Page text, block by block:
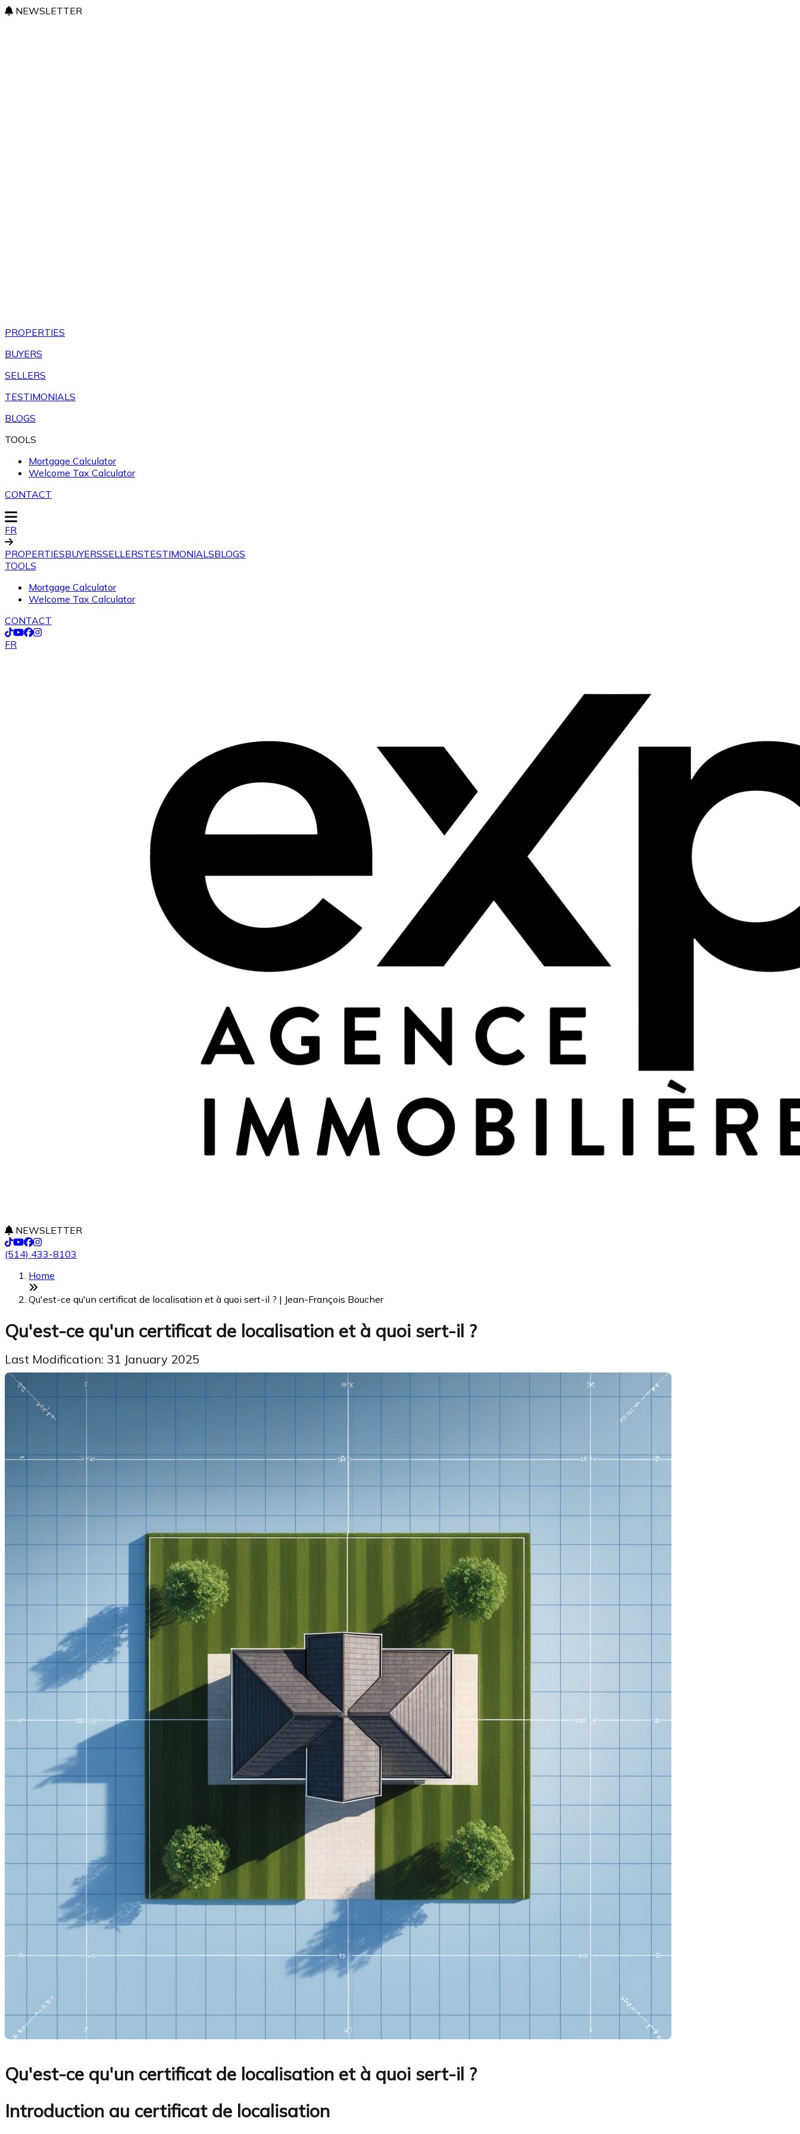
NEWSLETTER
PROPERTIES
BUYERS
SELLERS
TESTIMONIALS
BLOGS
TOOLS
Mortgage Calculator
Welcome Tax Calculator
CONTACT
FR
PROPERTIESBUYERSSELLERSTESTIMONIALSBLOGS
TOOLS
Mortgage Calculator
Welcome Tax Calculator
CONTACT
FR
NEWSLETTER
(514) 433-8103
Home
Qu'est-ce qu'un certificat de localisation et à quoi sert-il ? | Jean-François Boucher
Qu'est-ce qu'un certificat de localisation et à quoi sert-il ?
Last Modification: 31 January 2025
Qu'est-ce qu'un certificat de localisation et à quoi sert-il ?
Introduction au certificat de localisation